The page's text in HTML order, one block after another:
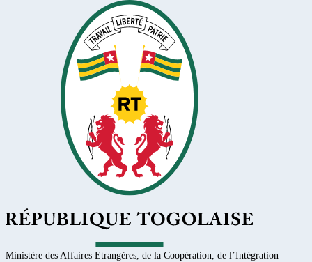
Ministère des Affaires Etrangères, de la Coopération, de l’Intégration